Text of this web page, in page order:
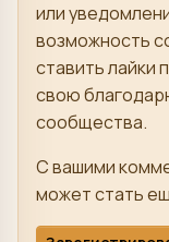
или
возможность
ставить лайки
свою
сообщества.
С вашими
может стать